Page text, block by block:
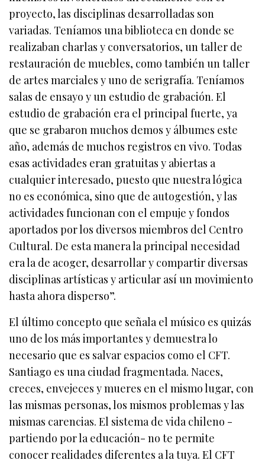
proyecto, las disciplinas desarrolladas son
variadas. Teníamos una biblioteca en donde se
realizaban charlas y conversatorios, un taller de
restauración de muebles, como también un taller
de artes marciales y uno de serigrafía. Teníamos
salas de ensayo y un estudio de grabación. El
estudio de grabación era el principal fuerte, ya
que se grabaron muchos demos y álbumes este
año, además de muchos registros en vivo. Todas
esas actividades eran gratuitas y abiertas a
cualquier interesado, puesto que nuestra lógica
no es económica, sino que de autogestión, y las
actividades funcionan con el empuje y fondos
aportados por los diversos miembros del Centro
Cultural. De esta manera la principal necesidad
era la de acoger, desarrollar y compartir diversas
disciplinas artísticas y articular así un movimiento
hasta ahora disperso”.
El último concepto que señala el músico es quizás
uno de los más importantes y demuestra lo
necesario que es salvar espacios como el CFT.
Santiago es una ciudad fragmentada. Naces,
creces, envejeces y mueres en el mismo lugar, con
las mismas personas, los mismos problemas y las
mismas carencias. El sistema de vida chileno -
partiendo por la educación- no te permite
conocer realidades diferentes a la tuya. El CFT